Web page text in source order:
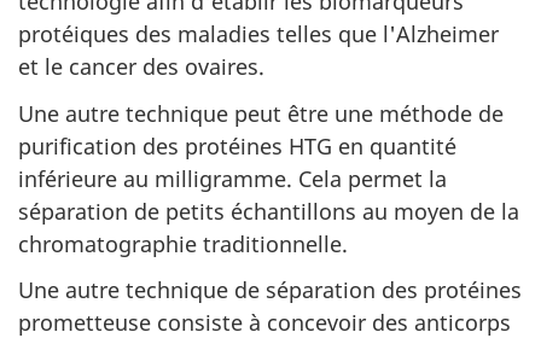
protéiques des maladies telles que l'Alzheimer
et le cancer des ovaires.
Une autre technique peut être une méthode de
purification des protéines HTG en quantité
inférieure au milligramme. Cela permet la
séparation de petits échantillons au moyen de la
chromatographie traditionnelle.
Une autre technique de séparation des protéines
prometteuse consiste à concevoir des anticorps